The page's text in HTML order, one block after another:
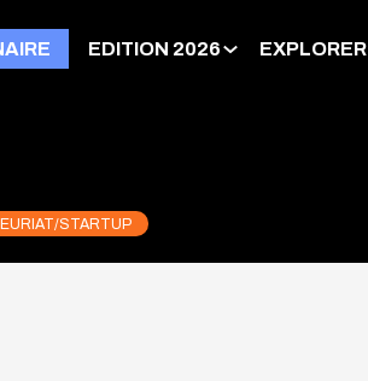
EDITION 2026 EXPLORER
STARTUP